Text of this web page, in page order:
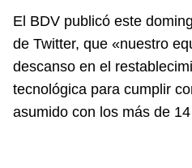
El BDV publicó este
de Twitter, que «nuestro
descanso en el
tecnológica para cumplir
asumido con los más de